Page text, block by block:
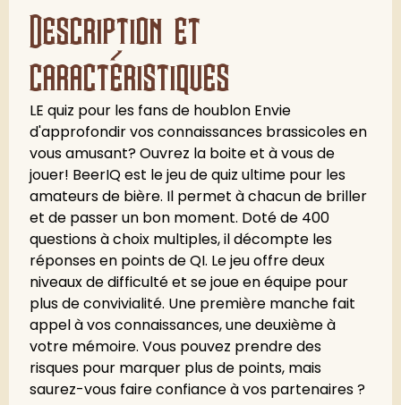
Description et
caractéristiques
LE quiz pour les fans de houblon Envie
d'approfondir vos connaissances brassicoles en
vous amusant? Ouvrez la boite et à vous de
jouer! BeerIQ est le jeu de quiz ultime pour les
amateurs de bière. Il permet à chacun de briller
et de passer un bon moment. Doté de 400
questions à choix multiples, il décompte les
réponses en points de QI. Le jeu offre deux
niveaux de difficulté et se joue en équipe pour
plus de convivialité. Une première manche fait
appel à vos connaissances, une deuxième à
votre mémoire. Vous pouvez prendre des
risques pour marquer plus de points, mais
saurez-vous faire confiance à vos partenaires ?